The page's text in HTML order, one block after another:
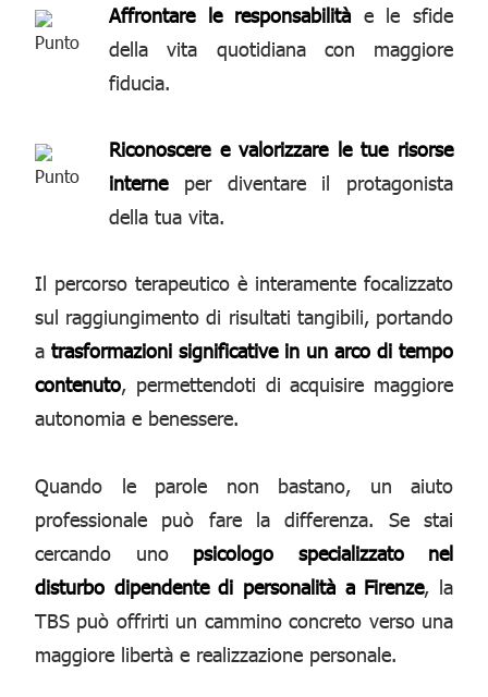
Affrontare le responsabilità e le sfide
della vita quotidiana con maggiore
fiducia.
Riconoscere e valorizzare le tue risorse
interneper diventare il protagonista
della tua vita.
Il percorso terapeutico è interamente focalizzato
sul raggiungimento di risultati tangibili, portando
a trasformazioni significative in un arco di tempo
contenuto, permettendoti di acquisire maggiore
autonomia e benessere.
Quando le parole non bastano, un aiuto
professionale può fare la differenza. Se stai
cercando uno psicologo specializzato nel
disturbo dipendente di personalità a Firenze, la
TBS può offrirti un cammino concreto verso una
maggiore libertà e realizzazione personale.